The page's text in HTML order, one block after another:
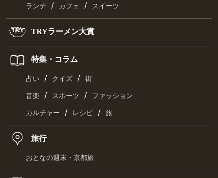
ランチ / カフェ / スイーツ
TRYラーメン大賞
特集・コラム
占い / クイズ / 街
音楽 / スポーツ / ファッション
カルチャー / レシピ / 旅
旅行
おとなの週末・京都旅